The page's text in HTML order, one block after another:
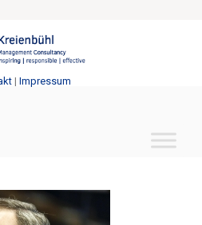
| Impressum